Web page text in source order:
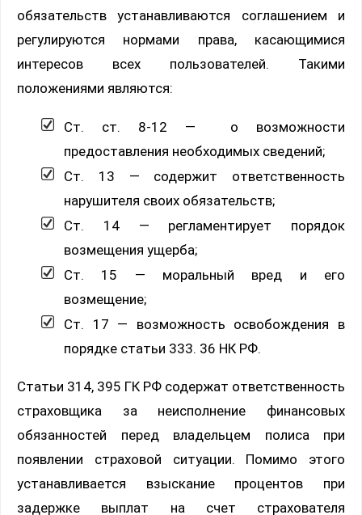
обязательств устанавливаются соглашением и
регулируются нормами права, касающимися
интересов всех пользователей. Такими
положениями являются:
Ст. ст. 8-12 — о возможности
предоставления необходимых сведений;
Ст. 13 — содержит ответственность
нарушителя своих обязательств;
Ст. 14 — регламентирует порядок
возмещения ущерба;
Ст. 15 — моральный вред и его
возмещение;
Ст. 17 — возможность освобождения в
порядке статьи 333. 36 НК РФ.
Статьи 314, 395 ГК РФ содержат ответственность
страховщика за неисполнение финансовых
обязанностей перед владельцем полиса при
появлении страховой ситуации. Помимо этого
устанавливается взыскание процентов при
задержке выплат на счет страхователя